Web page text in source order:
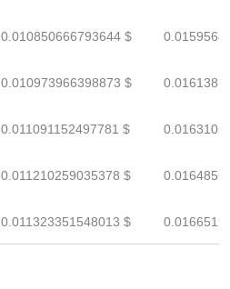
0.010850666793644 $
0.010973966398873 $
0.011091152497781 $
0.011210259035378 $
0.011323351548013 $